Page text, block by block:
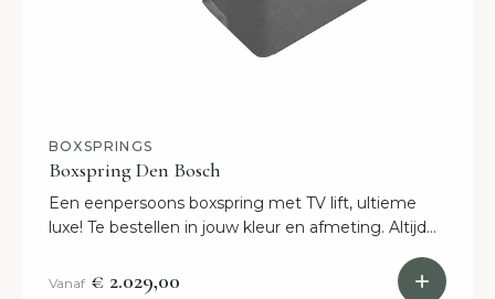
BOXSPRINGS
Boxspring Den Bosch
Een eenpersoons boxspring met TV lift, ultieme
luxe! Te bestellen in jouw kleur en afmeting. Altijd
Vanaf € 2.029,00